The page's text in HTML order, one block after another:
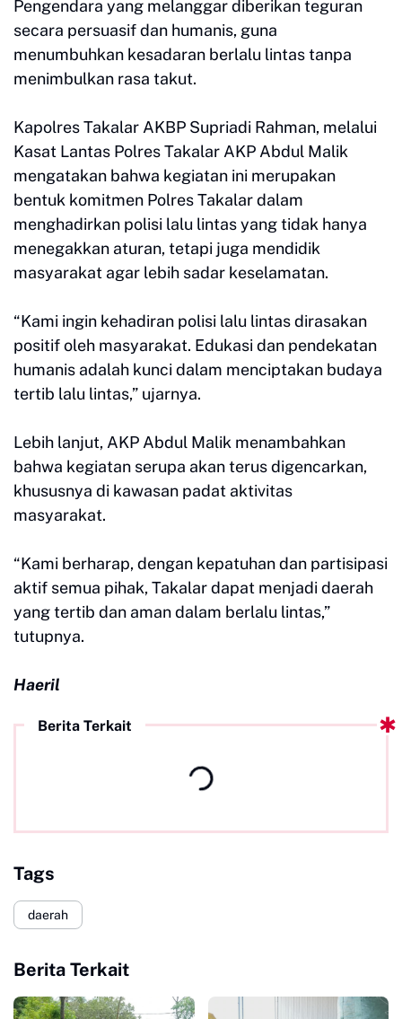
Pengendara yang melanggar diberikan teguran
secara persuasif dan humanis, guna
menumbuhkan kesadaran berlalu lintas tanpa
menimbulkan rasa takut.
Kapolres Takalar AKBP Supriadi Rahman, melalui
Kasat Lantas Polres Takalar AKP Abdul Malik
mengatakan bahwa kegiatan ini merupakan
bentuk komitmen Polres Takalar dalam
menghadirkan polisi lalu lintas yang tidak hanya
menegakkan aturan, tetapi juga mendidik
masyarakat agar lebih sadar keselamatan.
“Kami ingin kehadiran polisi lalu lintas dirasakan
positif oleh masyarakat. Edukasi dan pendekatan
humanis adalah kunci dalam menciptakan budaya
tertib lalu lintas,” ujarnya.
Lebih lanjut, AKP Abdul Malik menambahkan
bahwa kegiatan serupa akan terus digencarkan,
khususnya di kawasan padat aktivitas
masyarakat.
“Kami berharap, dengan kepatuhan dan partisipasi
aktif semua pihak, Takalar dapat menjadi daerah
yang tertib dan aman dalam berlalu lintas,”
tutupnya.
Haeril
Berita Terkait
Tags
daerah
Berita Terkait